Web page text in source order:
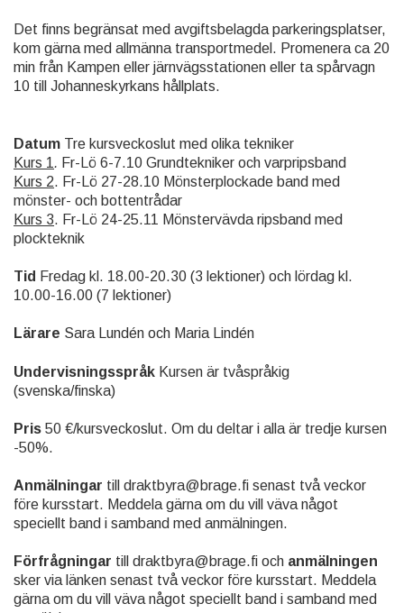
Det finns begränsat med avgiftsbelagda parkeringsplatser,
kom gärna med allmänna transportmedel. Promenera ca 20
min från Kampen eller järnvägsstationen eller ta spårvagn
10 till Johanneskyrkans hållplats.
Datum Tre kursveckoslut med olika tekniker
Kurs 1 . Fr-Lö 6-7.10 Grundtekniker och varpripsband
Kurs 2. Fr-Lö 27-28.10 Mönsterplockade band med
mönster- och bottentrådar
Kurs 3. Fr-Lö 24-25.11 Mönstervävda ripsband med
plockteknik
Tid Fredag kl. 18.00-20.30 (3 lektioner) och lördag kl.
10.00-16.00 (7 lektioner)
Lärare Sara Lundén och Maria Lindén
Undervisningsspråk Kursen är tvåspråkig
(svenska/finska)
Pris 50 €/kursveckoslut. Om du deltar i alla är tredje kursen
-50%.
Anmälningar till draktbyra@brage.fi senast två veckor
före kursstart. Meddela gärna om du vill väva något
speciellt band i samband med anmälningen.
Förfrågningar till draktbyra@brage.fi och anmälningen
sker via länken senast två veckor före kursstart. Meddela
gärna om du vill väva något speciellt band i samband med